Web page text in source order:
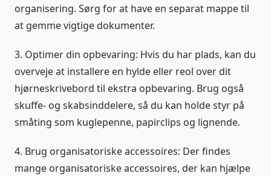
organisering. Sørg for at have en separat mappe til
at gemme vigtige dokumenter.
3. Optimer din opbevaring: Hvis du har plads, kan du
overveje at installere en hylde eller reol over dit
hjørneskrivebord til ekstra opbevaring. Brug også
skuffe- og skabsinddelere, så du kan holde styr på
småting som kuglepenne, papirclips og lignende.
4. Brug organisatoriske accessoires: Der findes
mange organisatoriske accessoires, der kan hjælpe